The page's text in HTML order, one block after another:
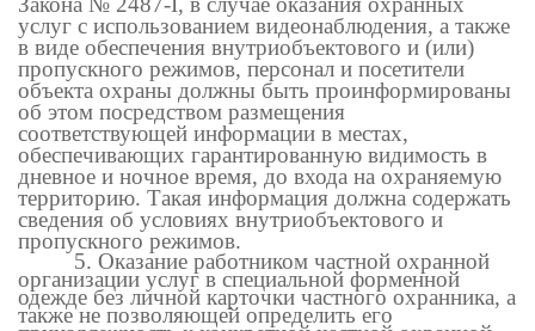
услуг с использованием видеонаблюдения, а также
в виде обеспечения внутриобъектового и (или)
пропускного режимов, персонал и посетители
объекта охраны должны быть проинформированы
об этом посредством размещения
соответствующей информации в местах,
обеспечивающих гарантированную видимость в
дневное и ночное время, до входа на охраняемую
территорию. Такая информация должна содержать
сведения об условиях внутриобъектового и
пропускного режимов.
5. Оказание работником частной охранной
организации услуг в специальной форменной
одежде без личной карточки частного охранника, а
также не позволяющей определить его